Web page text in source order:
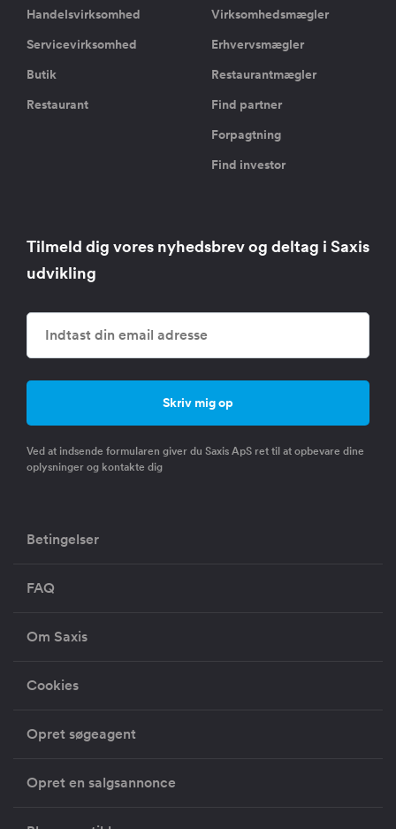
Handelsvirksomhed
Servicevirksomhed
Butik
Restaurant
Virksomhedsmægler
Erhvervsmægler
Restaurantmægler
Find partner
Forpagtning
Find investor
Tilmeld dig vores nyhedsbrev og deltag i Saxis
udvikling
Ved at indsende formularen giver du Saxis ApS ret til at opbevare dine
oplysninger og kontakte dig
Betingelser
FAQ
Om Saxis
Cookies
Opret søgeagent
Opret en salgsannonce